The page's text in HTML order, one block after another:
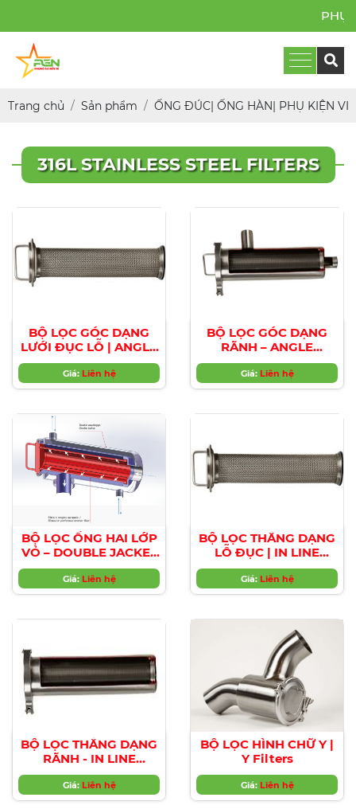
Trang chủ Sản phẩm ỐNG ĐÚC| ỐNG HÀN| PHỤ KIỆN VI
316L STAINLESS STEEL FILTERS
BỘ LỌC GÓC DẠNG
LƯỚI ĐỤC LỖ | ANGLE
PERFORATED
STRAINER FILTERS
Giá: Liên hệ
BỘ LỌC GÓC DẠNG
RÃNH – ANGLE
SLOTTED STRAINER
FILTERS
Giá: Liên hệ
BỘ LỌC ỐNG HAI LỚP
VỎ – DOUBLE JACKET
STRAINER FILTERS
Giá: Liên hệ
BỘ LỌC THẲNG DẠNG
LỖ ĐỤC | IN LINE
PERFORATED
STRAINER FILTERS
Giá: Liên hệ
BỘ LỌC THẲNG DẠNG
RÃNH - IN LINE
SLOTTED STRAINER
FILTERS
Giá: Liên hệ
BỘ LỌC HÌNH CHỮ Y |
Y Filters
Giá: Liên hệ